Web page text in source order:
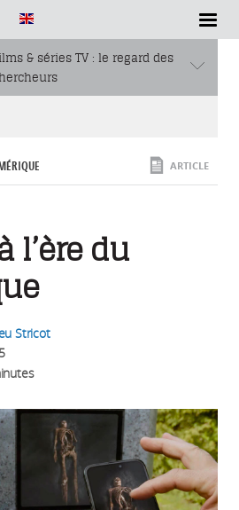
& séries TV : le regard des
ARTICLE
l’ère du
Stricot